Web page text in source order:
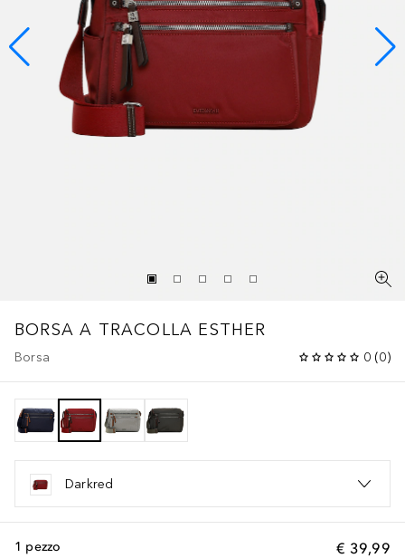
BORSA A TRACOLLA ESTHER
Borsa 0 (0)
Darkred
€ 39,99
1 pezzo